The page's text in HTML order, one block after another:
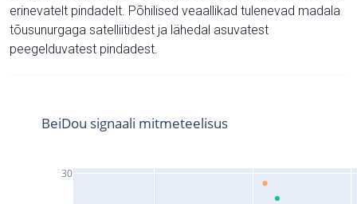
erinevatelt pindadelt. Põhilised veaallikad tulenevad madala
tõusunurgaga satelliitidest ja lähedal asuvatest
peegelduvatest pindadest.
30
BeiDou signaali mitmeteelisus